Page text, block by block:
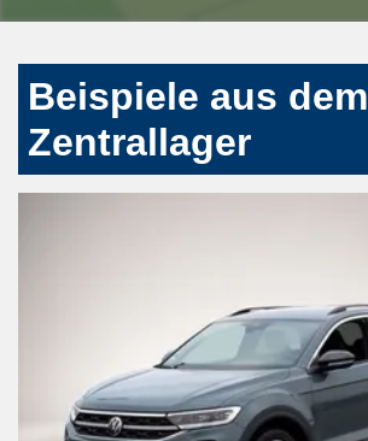
Beispiele aus dem
Zentrallager